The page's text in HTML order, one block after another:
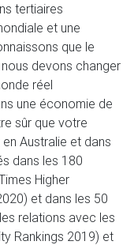
tertiaires
et une
que le
devons changer
réel
une économie de
sûr que votre
Australie et dans
dans les 180
Higher
et dans les 50
relations avec les
Rankings 2019) et